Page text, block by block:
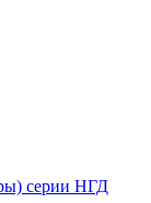
серии НГД